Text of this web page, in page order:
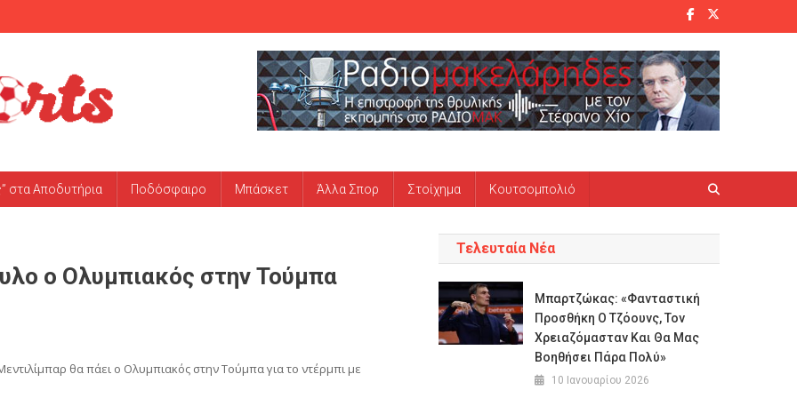
στα Αποδυτήρια Ποδόσφαιρο Μπάσκετ Άλλα Σπορ Στοίχημα Κουτσομπολιό
ο Ολυμπιακός στην Τούμπα
θα πάει ο Ολυμπιακός στην Τούμπα για το ντέρμπι με
Τελευταία Νέα
Μπαρτζώκας: «Φανταστική
Προσθήκη Ο Τζόουνς, Τον
Χρειαζόμασταν Και Θα Μας
Βοηθήσει Πάρα Πολύ»
10 Ιανουαρίου 2026